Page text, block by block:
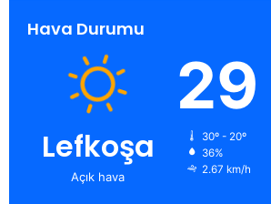
Hava Durumu
Lefkoşa
Açık hava
29
30º - 20º
36%
2.67 km/h